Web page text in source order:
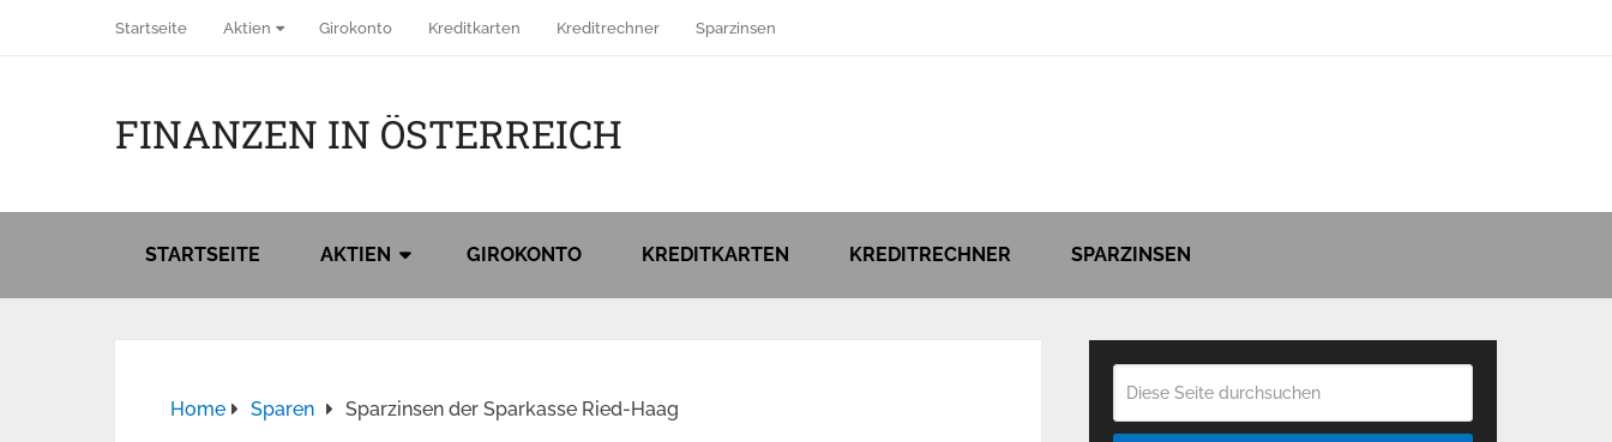
Startseite Aktien Girokonto Kreditkarten Kreditrechner Sparzinsen
FINANZEN IN ÖSTERREICH
STARTSEITE AKTIEN GIROKONTO KREDITKARTEN KREDITRECHNER SPARZINSEN
Home Sparen Sparzinsen der Sparkasse Ried-Haag